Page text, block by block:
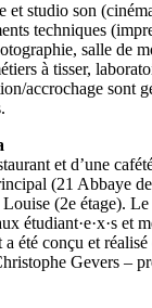
et studio son
techniques
salle de
à tisser,
accrochage sont
et d’une
(21 Abbaye
(2e étage). Le
étudiant·e·x·s et
été conçu et
Gevers –